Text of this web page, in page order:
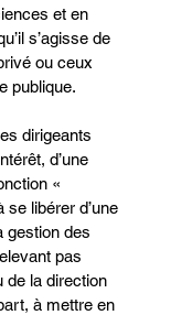
et en
s’agisse de
ou ceux
publique.​
dirigeants
d’une
«
se libérer d’une
gestion des
pas
de la direction
à mettre en